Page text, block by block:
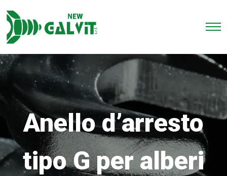
Anello d’arresto
tipo G per alberi